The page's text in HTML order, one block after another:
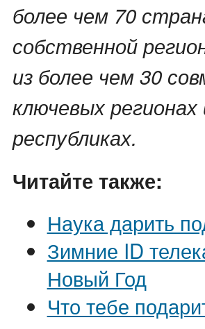
более чем 70
собственной
из более чем 30
ключевых
республиках.
Читайте также:
Наука дарить
Зимние ID
Новый Год
Что тебе